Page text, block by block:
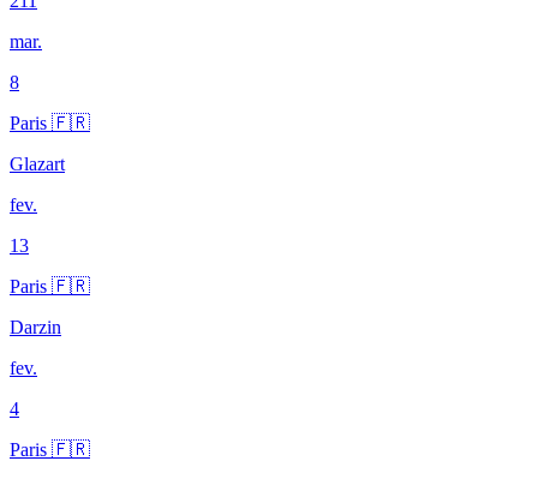
mar.
8
Paris 🇫🇷
Glazart
fev.
13
Paris 🇫🇷
Darzin
fev.
4
Paris 🇫🇷